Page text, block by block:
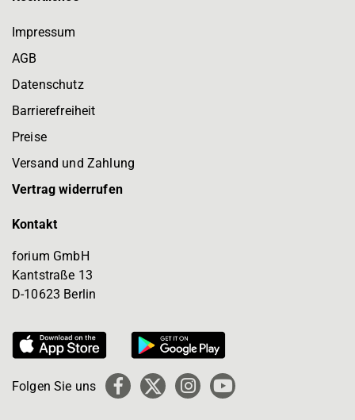
Impressum
AGB
Datenschutz
Barrierefreiheit
Preise
Versand und Zahlung
Vertrag widerrufen
Kontakt
forium GmbH
Kantstraße 13
D-10623 Berlin
Folgen Sie uns Facebook
X
Instagram